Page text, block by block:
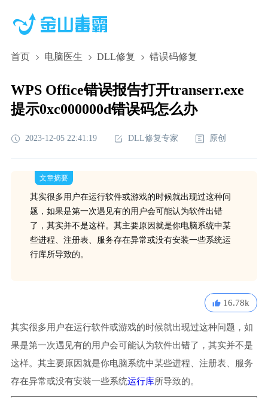
首页 电脑医生 DLL修复 错误码修复
WPS Office错误报告打开transerr.exe
提示0xc000000d错误码怎么办
2023-12-05 22:41:19 DLL修复专家 原创
文章摘要
其实很多用户在运行软件或游戏的时候就出现过这种问
题，如果是第一次遇见有的用户会可能认为软件出错
了，其实并不是这样。其主要原因就是你电脑系统中某
些进程、注册表、服务存在异常或没有安装一些系统运
行库所导致的。
16.78k
其实很多用户在运行软件或游戏的时候就出现过这种问题，如
果是第一次遇见有的用户会可能认为软件出错了，其实并不是
这样。其主要原因就是你电脑系统中某些进程、注册表、服务
存在异常或没有安装一些系统运行库所导致的。